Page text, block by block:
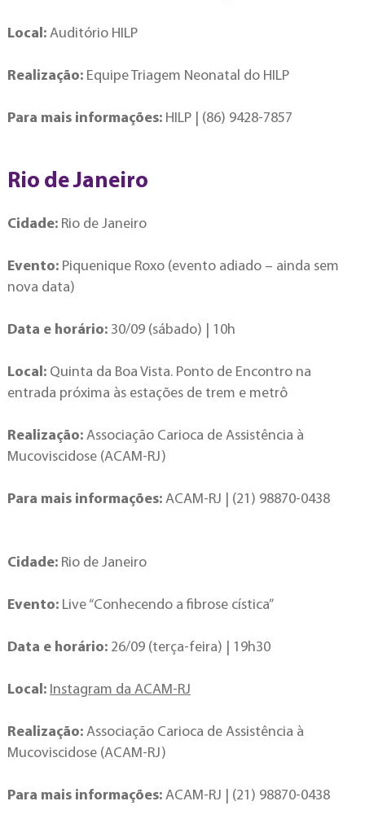
Local: Auditório HILP
Realização: Equipe Triagem Neonatal do HILP
Para mais informações: HILP | (86) 9428-7857
Rio de Janeiro
Cidade: Rio de Janeiro
Evento: Piquenique Roxo (evento adiado – ainda sem
nova data)
Data e horário: 30/09 (sábado) | 10h
Local: Quinta da Boa Vista. Ponto de Encontro na
entrada próxima às estações de trem e metrô
Realização: Associação Carioca de Assistência à
Mucoviscidose (ACAM-RJ)
Para mais informações: ACAM-RJ | (21) 98870-0438
Cidade: Rio de Janeiro
Evento: Live “Conhecendo a fibrose cística”
Data e horário: 26/09 (terça-feira) | 19h30
Local: Instagram da ACAM-RJ
Realização: Associação Carioca de Assistência à
Mucoviscidose (ACAM-RJ)
Para mais informações: ACAM-RJ | (21) 98870-0438